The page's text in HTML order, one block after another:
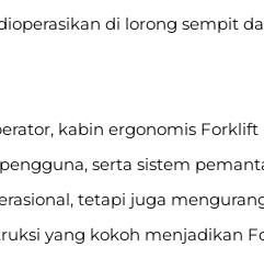
di lorong sempit
kabin ergonomis
serta sistem
tetapi juga
yang kokoh menjadikan